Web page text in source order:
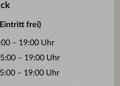
frei)
– 19:00 Uhr
– 19:00 Uhr
– 19:00 Uhr